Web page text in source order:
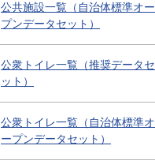
公共施設一覧（自治体標準オー
プンデータセット）
公衆トイレ一覧（推奨データセ
ット）
公衆トイレ一覧（自治体標準オ
ープンデータセット）